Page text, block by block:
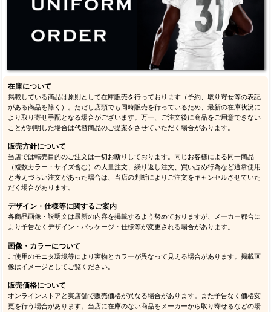
在庫について
掲載している商品は原則として在庫販売を行っております（予約、取り寄せ等の表記
がある商品を除く）。ただし店頭でも同時販売を行っているため、最新の在庫状況に
より取り寄せ手配となる場合がございます。万一、ご注文後に商品をご用意できない
ことが判明した場合は代替商品のご提案をさせていただく場合があります。
販売方針について
当店では転売目的のご注文は一切お断りしております。同じお客様による同一商品
（複数カラー・サイズ含む）の大量注文、繰り返し注文、買い占め行為など通常使用
と考えづらい注文があった場合は、当店の判断によりご注文をキャンセルさせていた
だく場合があります。
デザイン・仕様等に関するご案内
各商品画像・説明文は最新の内容を掲載するよう努めておりますが、メーカー都合に
より予告なくデザイン・パッケージ・仕様等が変更される場合があります。
画像・カラーについて
ご使用のモニタ環境等により実物とカラーが異なって見える場合があります。掲載画
像はイメージとしてご覧ください。
販売価格について
オンラインストアと実店舗で販売価格が異なる場合があります。また予告なく価格変
更を行う場合があります。当店に在庫のない商品をメーカーから取り寄せるなどの場